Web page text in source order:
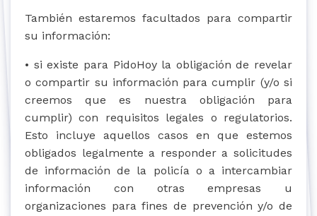
También estaremos facultados para compartir
su información:
• si existe para PidoHoy la obligación de revelar
o compartir su información para cumplir (y/o si
creemos que es nuestra obligación para
cumplir) con requisitos legales o regulatorios.
Esto incluye aquellos casos en que estemos
obligados legalmente a responder a solicitudes
de información de la policía o a intercambiar
información con otras empresas u
organizaciones para fines de prevención y/o de